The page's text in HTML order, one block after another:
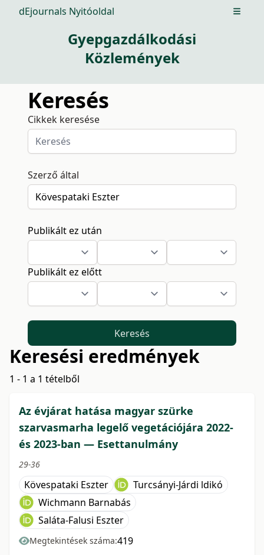
dEjournals Nyitóoldal Open
Gyepgazdálkodási
Közlemények
Keresés
Cikkek keresése
Szerző által
Publikált ez után
Publikált ez előtt
Keresés
Keresési eredmények
1 - 1 a 1 tételből
Az évjárat hatása magyar szürke
szarvasmarha legelő vegetációjára 2022-
és 2023-ban ― Esettanulmány
29-36
Kövespataki Eszter
Turcsányi-Járdi ldikó
Wichmann Barnabás
Saláta-Falusi Eszter
Megtekintések száma:419